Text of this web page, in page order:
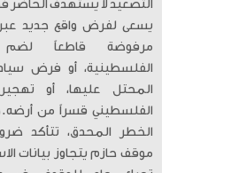
التصعيد لا يستهدف الحاضر
يسعى لفرض واقع جديد
مرفوضة قاطعاً لضم
الفلسطينية، أو فرض
المحتل عليها، أو
الفلسطيني قسراً من أرضه.
الخطر المحدق، تتأكد
موقف حازم يتجاوز بيانات